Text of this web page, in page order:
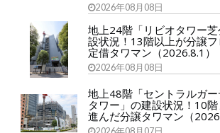
2026年08月08日
地上24階「リビオタワー
設状況！13階以上が分譲
定借タワマン（2026.8.1）
2026年08月08日
地上48階「セントラルガ
タワー」の建設状況！10
進んだ分譲タワマン（